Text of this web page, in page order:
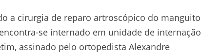
a cirurgia de reparo artroscópico do manguito
se internado em unidade de internação
assinado pelo ortopedista Alexandre